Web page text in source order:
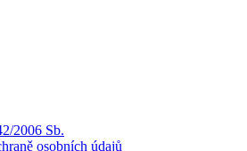
2006 Sb.
osobních údajů